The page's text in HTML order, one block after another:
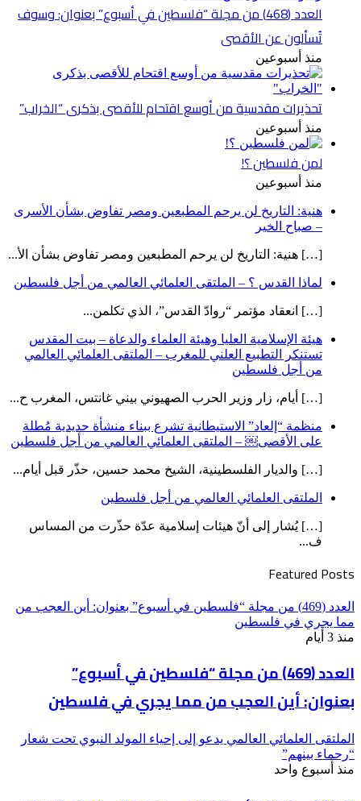
العدد (468) من مجلة “فلسطين في أسبوع” بعنوان: وسوف
تُسألون عن الأقصى
منذ أسبوعين
تحذيرات مقدسية من أوسع اقتحام للأقصى بذكرى “الخراب”
منذ أسبوعين
لمن فلسطين ؟!
منذ أسبوعين
هنية: التاريخ لن يرحم المطبعين ومصر تفاوض بشأن الأسرى
– صباح الخير
[…] هنية: التاريخ لن يرحم المطبعين ومصر تفاوض بشأن الأ...
لماذا القدس ؟ – الملتقى العلمائي العالمي من أجل فلسطين
[…] انعقاد مؤتمر “روادّ القدس”، الذي تكلمن...
هيئة الإسلامية العليا وهيئة العلماء والدعاة – بيت المقدس
تستنكر التطبيع العلني للمغرب – الملتقى العلمائي العالمي
من أجل فلسطين
[…] أيام، زار وزير الحرب الصهيوني بيني غانتس، المغرب ح...
منظمة “إلعاد” الاستيطانية تشرع ببناء منشأة حديدية مُطلة
على الأقصى￼ – الملتقى العلمائي العالمي من أجل فلسطين
[…] والديار الفلسطينية، الشيخ محمد حسين، حذّر قبل أيام...
الملتقى العلمائي العالمي من أجل فلسطين
[…] يُشار إلى أنّ هيئات إسلامية عدّة حذّرت من المساس
ف...
Featured Posts
العدد (469) من مجلة “فلسطين في أسبوع” بعنوان: أين العجب من
مما يجري في فلسطين
منذ 3 أيام
العدد (469) من مجلة “فلسطين في أسبوع”
بعنوان: أين العجب من مما يجري في فلسطين
الملتقى العلمائي العالمي يدعو إلى إحياء المولد النبوي تحت شعار
“رحماء بينهم”
منذ أسبوع واحد